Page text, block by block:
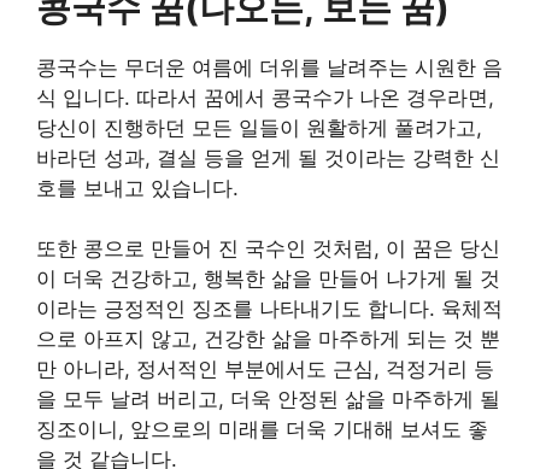
콩국수는 무더운 여름에 더위를 날려주는 시원한 음
식 입니다. 따라서 꿈에서 콩국수가 나온 경우라면,
당신이 진행하던 모든 일들이 원활하게 풀려가고,
바라던 성과, 결실 등을 얻게 될 것이라는 강력한 신
호를 보내고 있습니다.
또한 콩으로 만들어 진 국수인 것처럼, 이 꿈은 당신
이 더욱 건강하고, 행복한 삶을 만들어 나가게 될 것
이라는 긍정적인 징조를 나타내기도 합니다. 육체적
으로 아프지 않고, 건강한 삶을 마주하게 되는 것 뿐
만 아니라, 정서적인 부분에서도 근심, 걱정거리 등
을 모두 날려 버리고, 더욱 안정된 삶을 마주하게 될
징조이니, 앞으로의 미래를 더욱 기대해 보셔도 좋
을 것 같습니다.